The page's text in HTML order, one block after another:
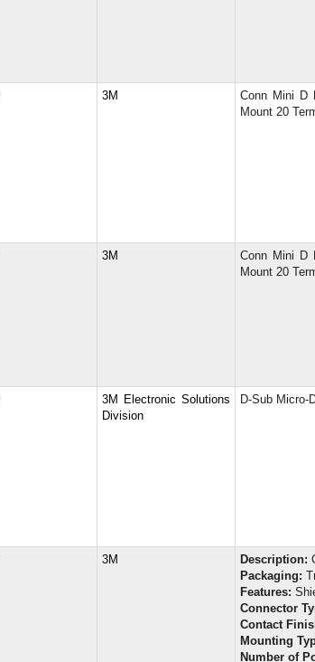
3M
Conn Mini D
Mount 20
3M
Conn Mini D
Mount 20
3M Electronic Solutions
Division
D-Sub Micro-
3M Description:
Packaging:
Features:
Connector
Contact
Mounting
Number of